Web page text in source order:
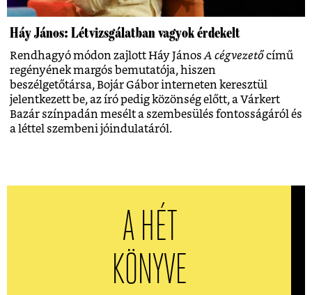
Háy János: Létvizsgálatban vagyok érdekelt
Rendhagyó módon zajlott Háy János A cégvezető című
regényének margós bemutatója, hiszen
beszélgetőtársa, Bojár Gábor interneten keresztül
jelentkezett be, az író pedig közönség előtt, a Várkert
Bazár színpadán mesélt a szembesülés fontosságáról és
a léttel szembeni jóindulatáról.
A HÉT
KÖNYVE